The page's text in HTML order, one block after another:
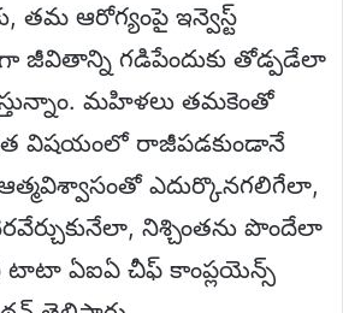
తమ ఆరోగ్యంపై ఇన్వెస్ట్
జీవితాన్ని గడిపేందుకు తోడ్పడేలా
మహిళలు తమకెంతో
విషయంలో రాజీపడకుండానే
ఎదుర్కొనగలిగేలా,
నిశ్చింతను పొందేలా
టాటా ఏఐఏ చీఫ్ కాంప్లయెన్స్